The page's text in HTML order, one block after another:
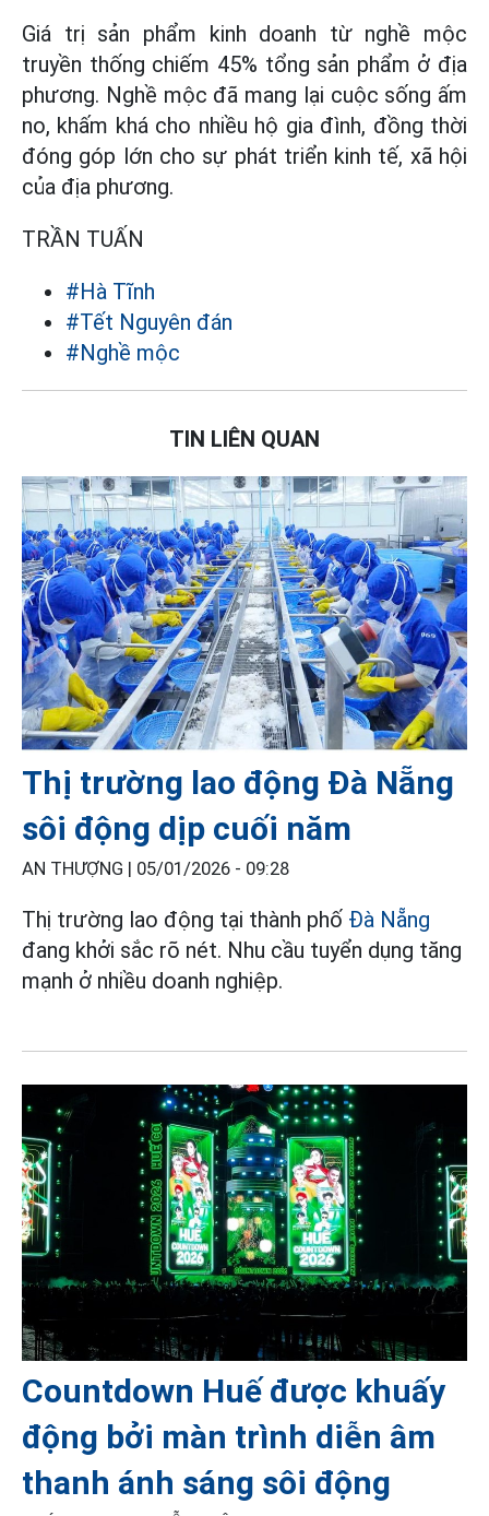
Giá trị sản phẩm kinh doanh từ nghề mộc
truyền thống chiếm 45% tổng sản phẩm ở địa
phương. Nghề mộc đã mang lại cuộc sống ấm
no, khấm khá cho nhiều hộ gia đình, đồng thời
đóng góp lớn cho sự phát triển kinh tế, xã hội
của địa phương.
TRẦN TUẤN
#Hà Tĩnh
#Tết Nguyên đán
#Nghề mộc
TIN LIÊN QUAN
Thị trường lao động Đà Nẵng
sôi động dịp cuối năm
AN THƯỢNG | 05/01/2026 - 09:28
Thị trường lao động tại thành phố Đà Nẵng
đang khởi sắc rõ nét. Nhu cầu tuyển dụng tăng
mạnh ở nhiều doanh nghiệp.
Countdown Huế được khuấy
động bởi màn trình diễn âm
thanh ánh sáng sôi động